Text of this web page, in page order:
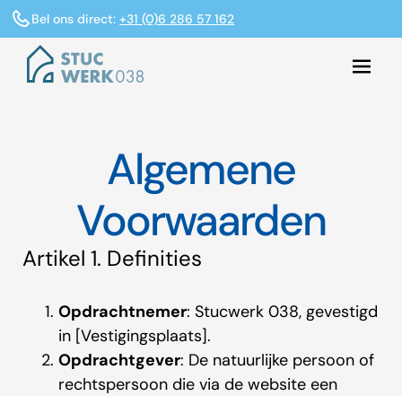
Bel ons direct:+31 (0)6 286 57 162
Algemene
Voorwaarden
Artikel 1. Definities
Opdrachtnemer: Stucwerk 038, gevestigd
in [Vestigingsplaats].
Opdrachtgever: De natuurlijke persoon of
rechtspersoon die via de website een